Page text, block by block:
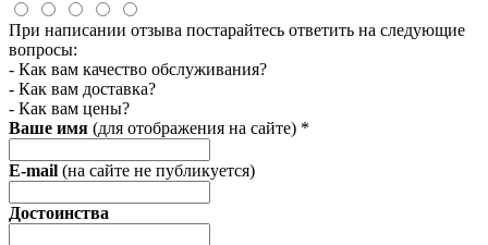
При написании отзыва постарайтесь ответить на следующие
вопросы:
- Как вам качество обслуживания?
- Как вам доставка?
- Как вам цены?
Ваше имя (для отображения на сайте) *
E-mail (на сайте не публикуется)
Достоинства